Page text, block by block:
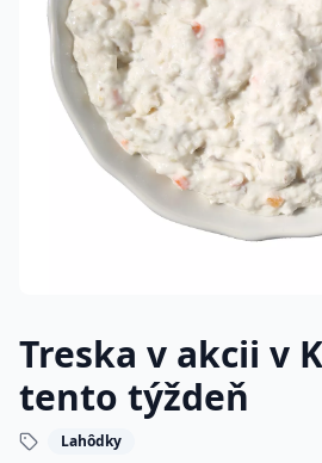
Treska v akcii v
tento týždeň
Lahôdky